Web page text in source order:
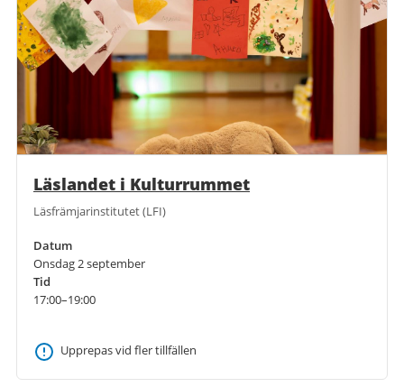
Läslandet i Kulturrummet
Läsfrämjarinstitutet (LFI)
Datum
Onsdag 2 september
Tid
17:00–19:00
Upprepas vid fler tillfällen